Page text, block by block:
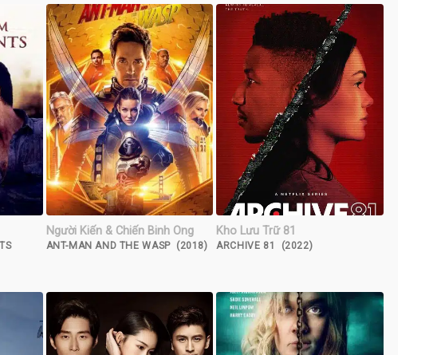
Người Kiến & Chiến Binh Ong
ANT-MAN AND THE WASP (2018)
Kho Lưu Trữ 81
ARCHIVE 81 (2022)